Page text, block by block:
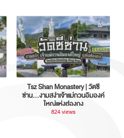
Tsz Shan Monastery | วัดซี
ซ่าน…งามสง่าเจ้าแม่กวนอิมองค์
ใหญ่แห่งฮ่องกง
824 views